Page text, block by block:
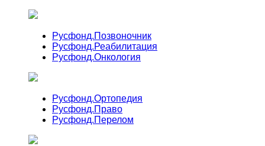
Русфонд.Позвоночник
Русфонд.Реабилитация
Русфонд.Онкология
Русфонд.Ортопедия
Русфонд.Право
Русфонд.Перелом